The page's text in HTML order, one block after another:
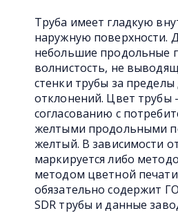
Труба имеет гладкую
наружную поверхности.
небольшие продольные
волнистость, не
стенки трубы за
отклонений. Цвет трубы
согласованию с
желтыми продольными
желтый. В зависимости
маркируется либо
методом цветной
обязательно содержит
SDR трубы и данные